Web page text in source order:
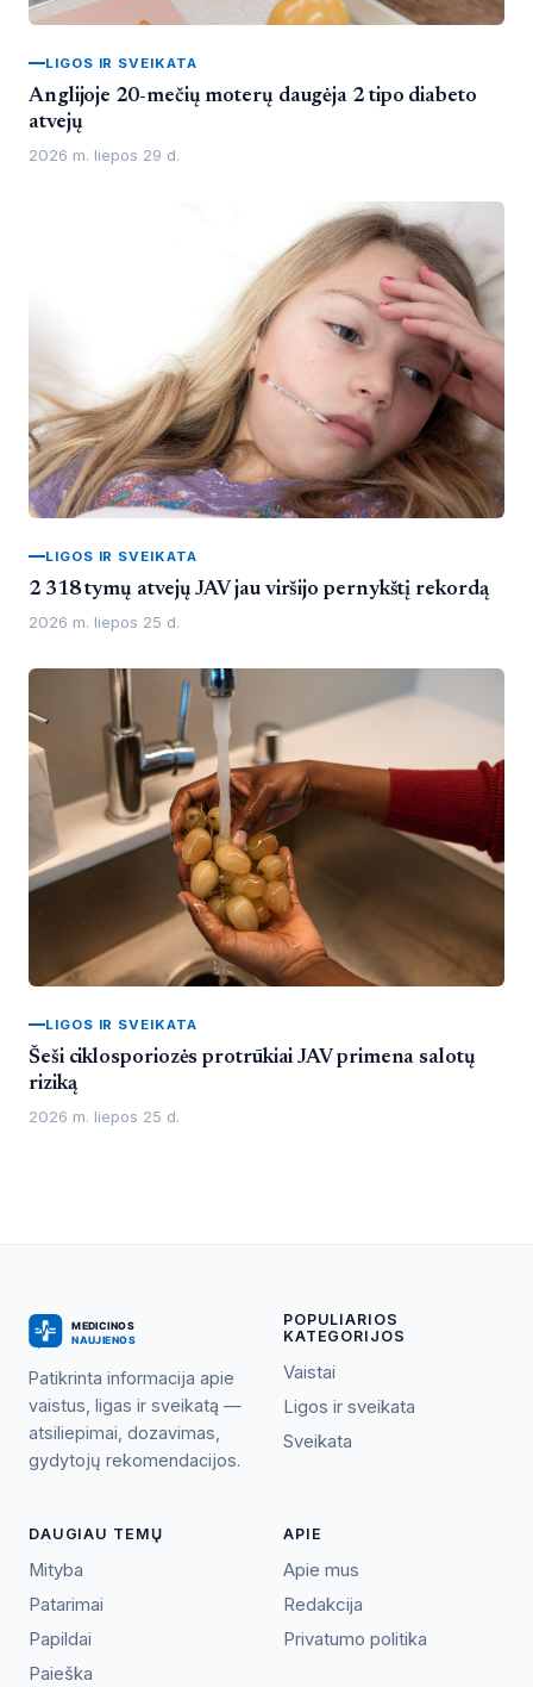
LIGOS IR SVEIKATA
Anglijoje 20-mečių moterų daugėja 2 tipo diabeto
atvejų
2026 m. liepos 29 d.
LIGOS IR SVEIKATA
2 318 tymų atvejų JAV jau viršijo pernykštį rekordą
2026 m. liepos 25 d.
LIGOS IR SVEIKATA
Šeši ciklosporiozės protrūkiai JAV primena salotų
riziką
2026 m. liepos 25 d.
Patikrinta informacija apie
vaistus, ligas ir sveikatą —
atsiliepimai, dozavimas,
gydytojų rekomendacijos.
POPULIARIOS
KATEGORIJOS
Vaistai
Ligos ir sveikata
Sveikata
DAUGIAU TEMŲ
Mityba
Patarimai
Papildai
Paieška
APIE
Apie mus
Redakcija
Privatumo politika